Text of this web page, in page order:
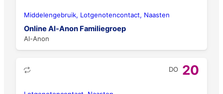
Middelengebruik, Lotgenotencontact, Naasten
Online Al-Anon Familiegroep
Al-Anon
DO 20